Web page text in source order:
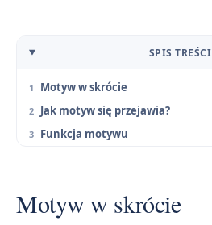
SPIS TREŚCI
Motyw w skrócie
Jak motyw się przejawia?
Funkcja motywu
Motyw w skrócie